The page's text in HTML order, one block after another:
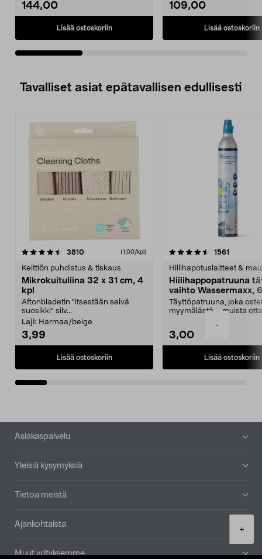
-
+
144,00
Lisää ostoskoriin
109,00
Lisää ostoskoriin
Tavalliset asiat epätavallisen edullisesti
3810arvostelut (1,00/kpl)
Keittiön puhdistus & tiskaus
Mikrokuituliina 32 x 31 cm, 4
kpl
Aftonbladetin "itsestään selvä
suosikki" siiv...
Laji: Harmaa/beige
3,99
Lisää ostoskoriin
4.5viidestä
1561
Hiilihapotuslaitteet &
Hiilihappopatruuna
vaihto Wassermaxx,
Täyttöpatruuna, joka
myymälästä – muista
3,00
Lisää ostoskoriin
4.5viidestä
Alatunniste
Asiakaspalvelu
Yleisiä kysymyksiä
Tietoa meistä
Ajankohtaista
Muut yrityksemme